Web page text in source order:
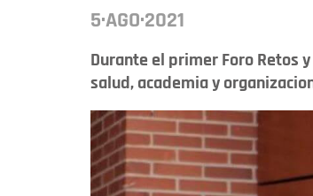
5·AGO·2021
Durante el primer Foro Retos
salud, academia y